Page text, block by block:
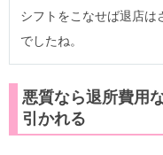
シフトをこなせば退店は
でしたね。
悪質なら退所費用
引かれる